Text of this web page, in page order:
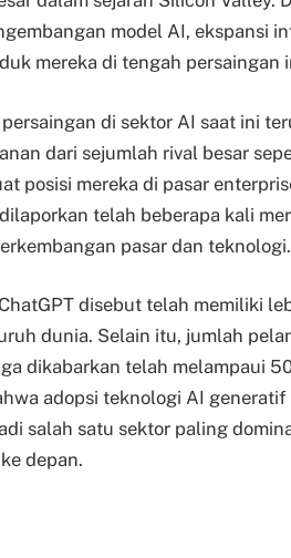
model AI, ekspansi
mereka di tengah persaingan
di sektor AI saat ini
dari sejumlah rival besar
posisi mereka di pasar
telah beberapa kali
pasar dan teknologi.
disebut telah memiliki
dunia. Selain itu, jumlah
dikabarkan telah melampaui
adopsi teknologi AI
salah satu sektor paling
depan.